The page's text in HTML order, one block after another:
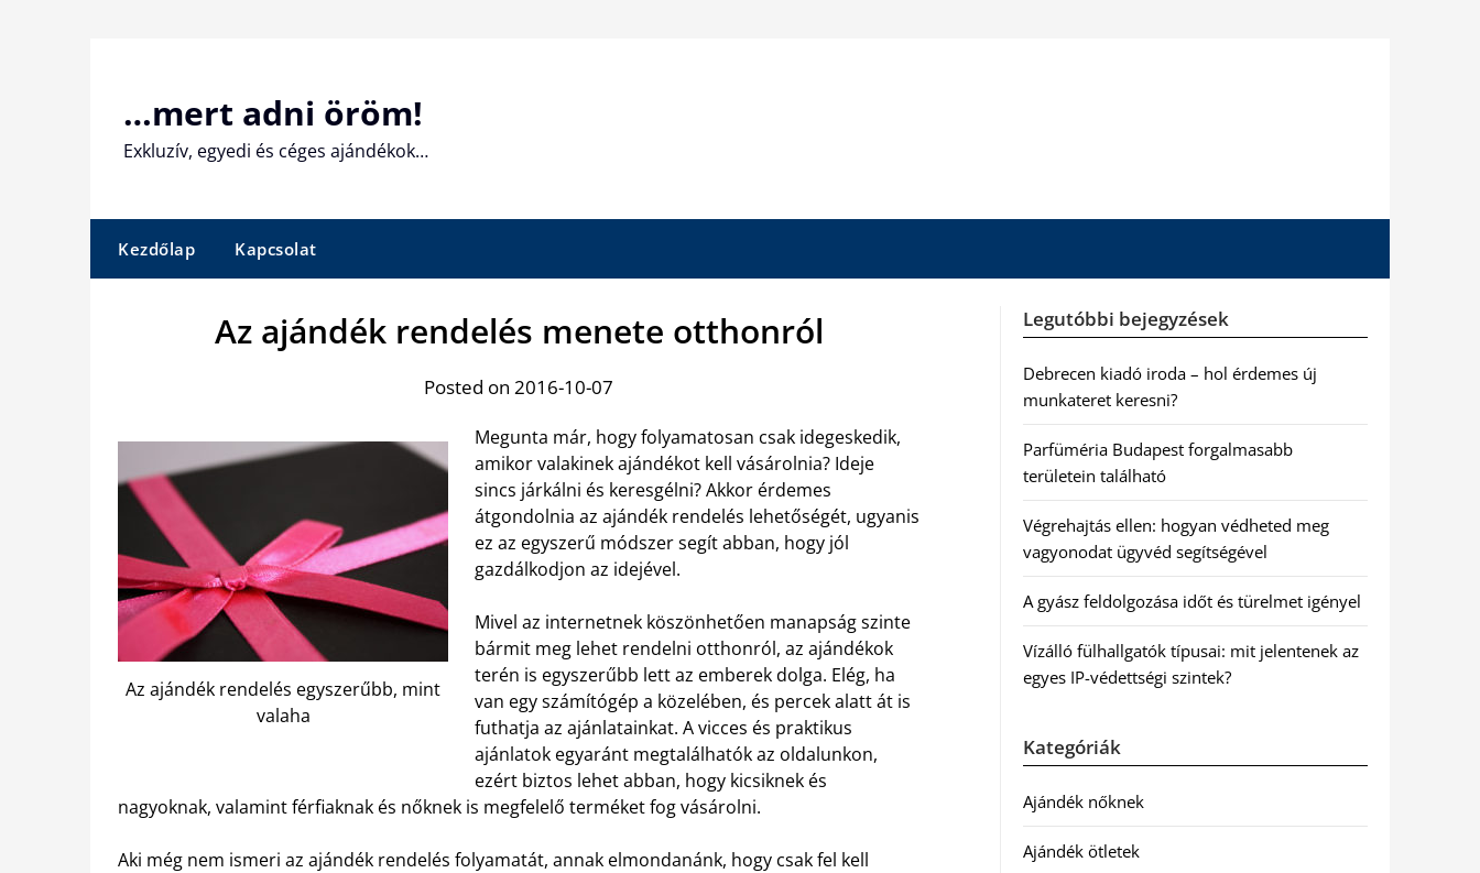
…mert adni öröm!
Exkluzív, egyedi és céges ajándékok…
Kezdőlap Kapcsolat
Az ajándék rendelés menete otthonról
Posted on 2016-10-07
Az ajándék rendelés egyszerűbb, mint
valaha
Megunta már, hogy folyamatosan csak idegeskedik,
amikor valakinek ajándékot kell vásárolnia? Ideje
sincs járkálni és keresgélni? Akkor érdemes
átgondolnia az ajándék rendelés lehetőségét, ugyanis
ez az egyszerű módszer segít abban, hogy jól
gazdálkodjon az idejével.
Mivel az internetnek köszönhetően manapság szinte
bármit meg lehet rendelni otthonról, az ajándékok
terén is egyszerűbb lett az emberek dolga. Elég, ha
van egy számítógép a közelében, és percek alatt át is
futhatja az ajánlatainkat. A vicces és praktikus
ajánlatok egyaránt megtalálhatók az oldalunkon,
ezért biztos lehet abban, hogy kicsiknek és
nagyoknak, valamint férfiaknak és nőknek is megfelelő terméket fog vásárolni.
Aki még nem ismeri az ajándék rendelés folyamatát, annak elmondanánk, hogy csak fel kell
Legutóbbi bejegyzések
Debrecen kiadó iroda – hol érdemes új
munkateret keresni?
Parfüméria Budapest forgalmasabb
területein található
Végrehajtás ellen: hogyan védheted meg
vagyonodat ügyvéd segítségével
A gyász feldolgozása időt és türelmet igényel
Vízálló fülhallgatók típusai: mit jelentenek az
egyes IP-védettségi szintek?
Kategóriák
Ajándék nőknek
Ajándék ötletek